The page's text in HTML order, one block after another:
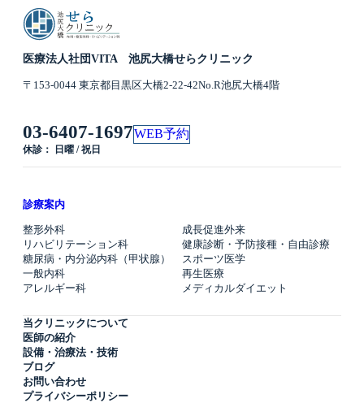
医療法人社団VITA 池尻大橋せらクリニック
〒153-0044 東京都目黒区大橋2-22-42No.R池尻大橋4階
03-6407-1697
休診： 日曜 / 祝日
WEB予約
診療案内
整形外科
リハビリテーション科
糖尿病・内分泌内科（甲状腺）
一般内科
アレルギー科
成長促進外来
健康診断・予防接種・自由診療
スポーツ医学
再生医療
メディカルダイエット
当クリニックについて
医師の紹介
設備・治療法・技術
ブログ
お問い合わせ
プライバシーポリシー